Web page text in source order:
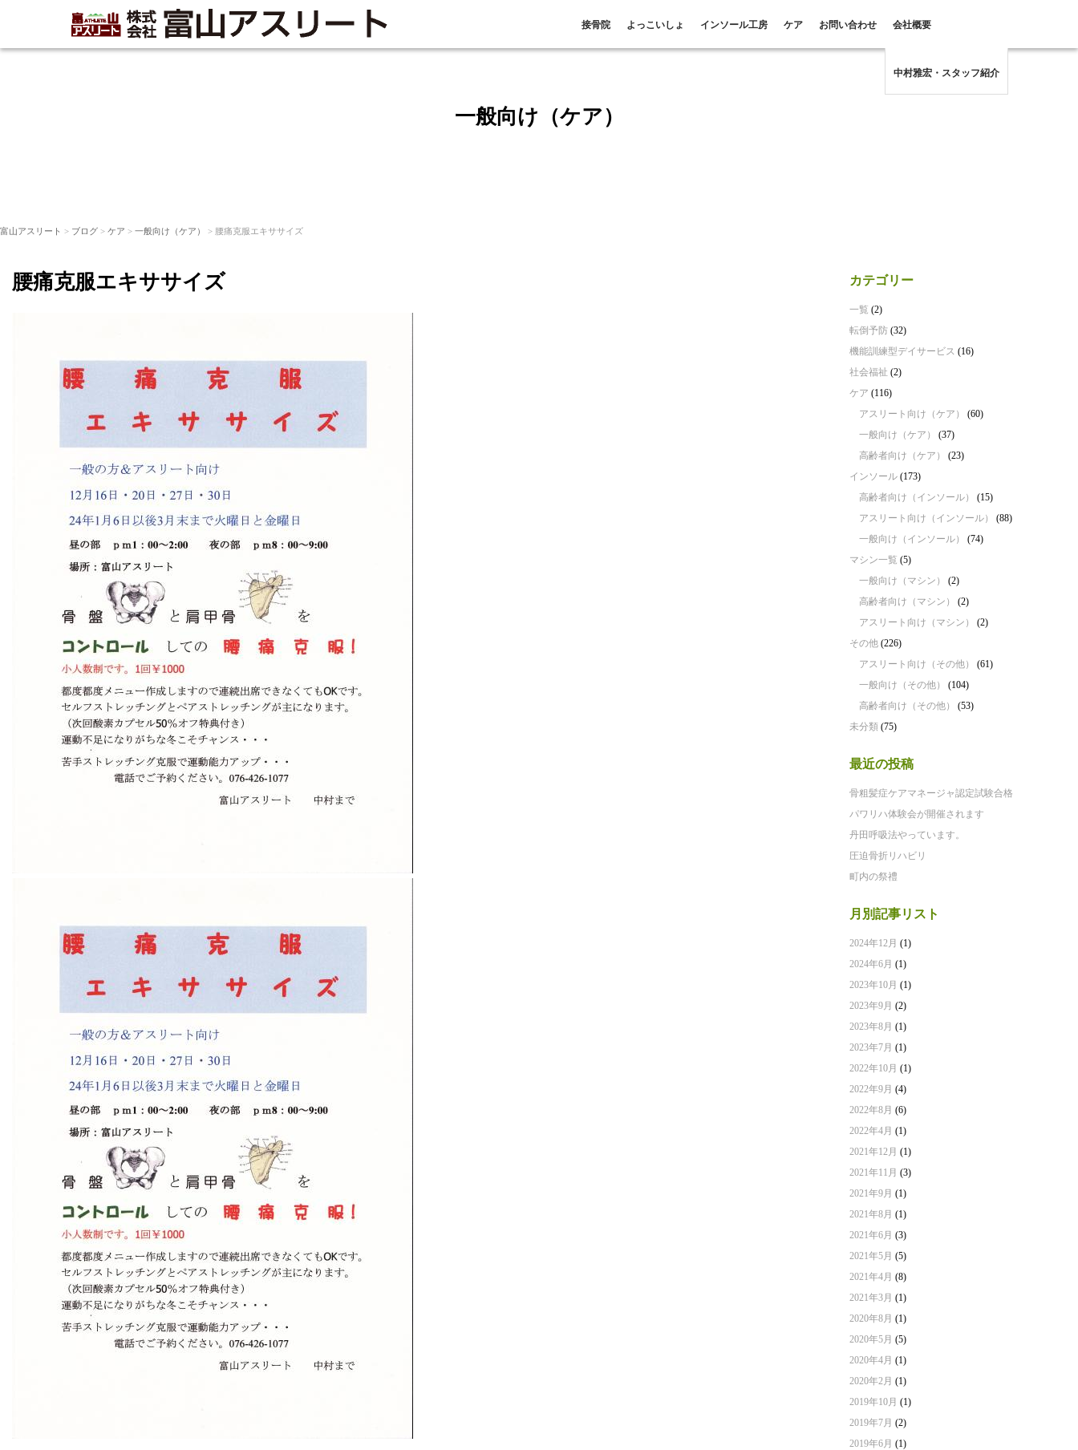
接骨院 よっこいしょ インソール工房 ケア お問い合わせ 会社概要
中村雅宏・スタッフ紹介
一般向け（ケア）
富山アスリート > ブログ > ケア > 一般向け（ケア） > 腰痛克服エキササイズ
腰痛克服エキササイズ カテゴリー
一覧 (2)
転倒予防 (32)
機能訓練型デイサービス (16)
社会福祉 (2)
ケア (116)
アスリート向け（ケア）
(60)
一般向け（ケア）
(37)
高齢者向け（ケア）
(23)
インソール (173)
高齢者向け（インソール）
(15)
アスリート向け（インソール）
(88)
一般向け（インソール）
(74)
マシン一覧 (5)
一般向け（マシン）
(2)
高齢者向け（マシン）
(2)
アスリート向け（マシン）
(2)
その他 (226)
アスリート向け（その他）
(61)
一般向け（その他）
(104)
高齢者向け（その他）
(53)
未分類 (75)
最近の投稿
骨粗髪症ケアマネージャ認定試験合格
パワリハ体験会が開催されます
丹田呼吸法やっています。
圧迫骨折リハビリ
町内の祭禮
月別記事リスト
2024年12月 (1)
2024年6月 (1)
2023年10月 (1)
2023年9月 (2)
2023年8月 (1)
2023年7月 (1)
2022年10月 (1)
2022年9月 (4)
2022年8月 (6)
2022年4月 (1)
2021年12月 (1)
2021年11月 (3)
2021年9月 (1)
2021年8月 (1)
2021年6月 (3)
2021年5月 (5)
2021年4月 (8)
2021年3月 (1)
2020年8月 (1)
2020年5月 (5)
2020年4月 (1)
2020年2月 (1)
2019年10月 (1)
2019年7月 (2)
2019年6月 (1)